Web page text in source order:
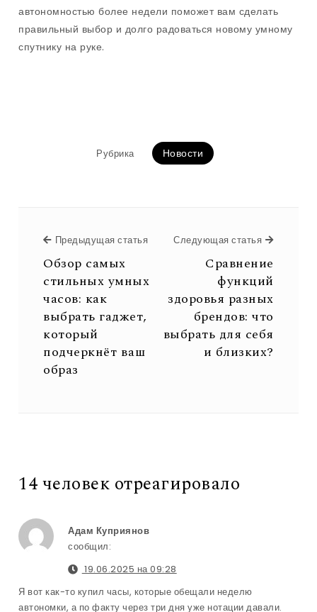
автономностью более недели поможет вам сделать
правильный выбор и долго радоваться новому умному
спутнику на руке.
Рубрика Новости
Предыдущая статья Предыдущая статья
Обзор самых
стильных умных
часов: как
выбрать гаджет,
который
подчеркнёт ваш
образ
Следующая статья
Сравнение
функций
здоровья разных
брендов: что
выбрать для себя
и близких?
14 человек отреагировало
Адам Куприянов
сообщил:
19.06.2025 на 09:28
Я вот как-то купил часы, которые обещали неделю
автономки, а по факту через три дня уже нотации давали.